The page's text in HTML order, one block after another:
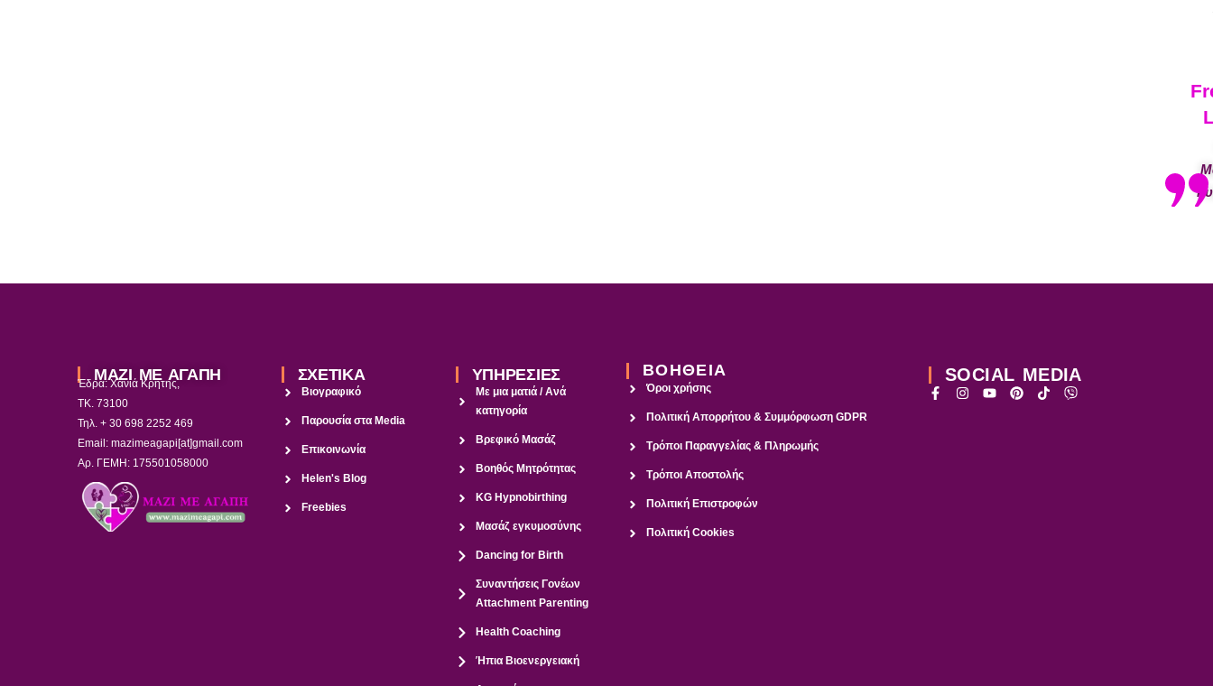
ΜΑΖΙ ΜΕ ΑΓΑΠΗ
Έδρα: Χανιά Κρήτης,
ΤΚ. 73100
Τηλ. + 30 698 2252 469
Email: mazimeagapi[at]gmail.com
Αρ. ΓΕΜΗ: 175501058000
ΣΧΕΤΙΚΑ
Βιογραφικό
Παρουσία στα Media
Επικοινωνία
Helen's Blog
Freebies
ΥΠΗΡΕΣΙΕΣ
Με μια ματιά / Ανά
κατηγορία
Βρεφικό Μασάζ
Βοηθός Μητρότητας
KG Hypnobirthing
Μασάζ εγκυμοσύνης
Dancing for Birth
Συναντήσεις Γονέων
Attachment Parenting
Health Coaching
Ήπια Βιοενεργειακή
ΒΟΗΘΕΙΑ
Όροι χρήσης
Πολιτική Απορρήτου & Συμμόρφωση GDPR
Τρόποι Παραγγελίας & Πληρωμής
Τρόποι Αποστολής
Πολιτική Επιστροφών
Πολιτική Cookies
SOCIAL MEDIA